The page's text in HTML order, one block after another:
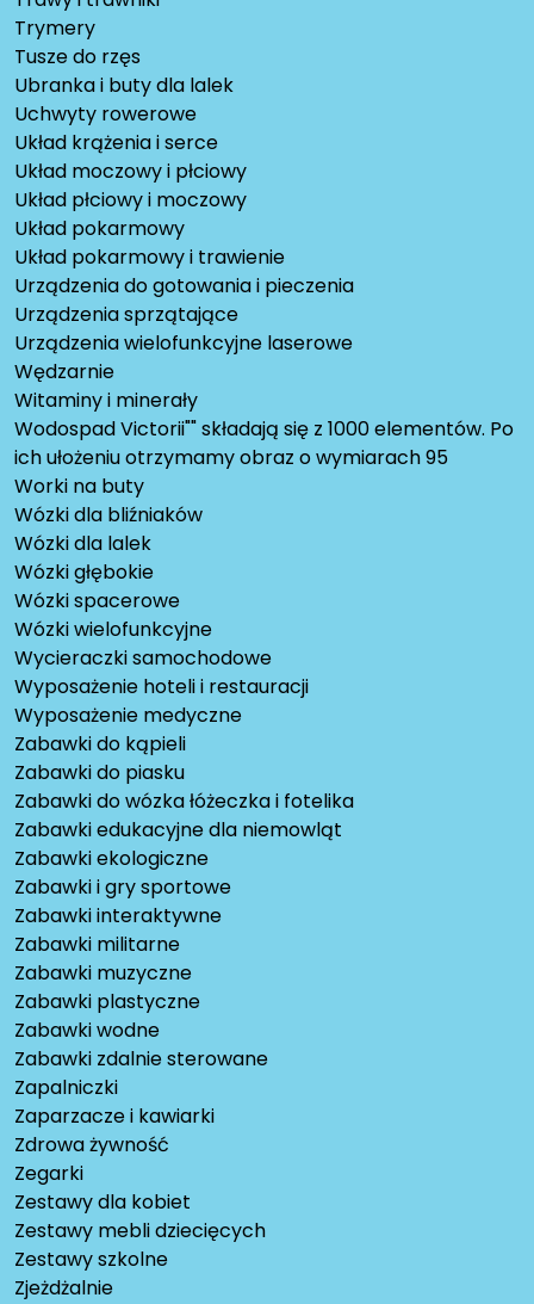
Trymery
Tusze do rzęs
Ubranka i buty dla lalek
Uchwyty rowerowe
Układ krążenia i serce
Układ moczowy i płciowy
Układ płciowy i moczowy
Układ pokarmowy
Układ pokarmowy i trawienie
Urządzenia do gotowania i pieczenia
Urządzenia sprzątające
Urządzenia wielofunkcyjne laserowe
Wędzarnie
Witaminy i minerały
Wodospad Victorii"" składają się z 1000 elementów. Po
ich ułożeniu otrzymamy obraz o wymiarach 95
Worki na buty
Wózki dla bliźniaków
Wózki dla lalek
Wózki głębokie
Wózki spacerowe
Wózki wielofunkcyjne
Wycieraczki samochodowe
Wyposażenie hoteli i restauracji
Wyposażenie medyczne
Zabawki do kąpieli
Zabawki do piasku
Zabawki do wózka łóżeczka i fotelika
Zabawki edukacyjne dla niemowląt
Zabawki ekologiczne
Zabawki i gry sportowe
Zabawki interaktywne
Zabawki militarne
Zabawki muzyczne
Zabawki plastyczne
Zabawki wodne
Zabawki zdalnie sterowane
Zapalniczki
Zaparzacze i kawiarki
Zdrowa żywność
Zegarki
Zestawy dla kobiet
Zestawy mebli dziecięcych
Zestawy szkolne
Zjeżdżalnie